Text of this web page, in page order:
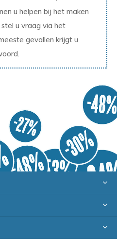
u helpen bij het maken
u vraag via het
gevallen krijgt u